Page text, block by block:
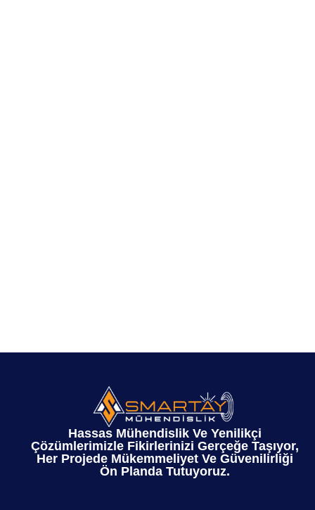
Hassas Mühendislik Ve Yenilikçi
Çözümlerimizle Fikirlerinizi Gerçeğe Taşıyor,
Her Projede Mükemmeliyet Ve Güvenilirliği
Ön Planda Tutuyoruz.